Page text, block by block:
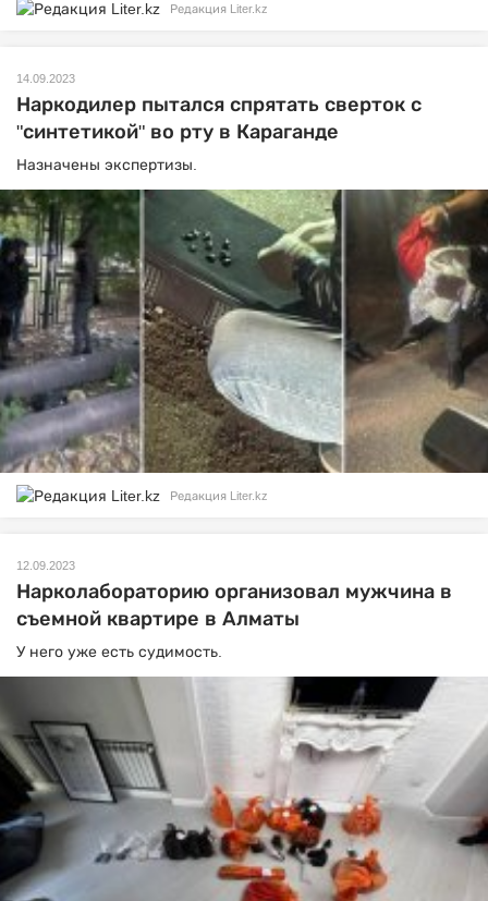
Редакция Liter.kz
14.09.2023
Наркодилер пытался спрятать сверток с
"синтетикой" во рту в Караганде
Назначены экспертизы.
Редакция Liter.kz
12.09.2023
Нарколабораторию организовал мужчина в
съемной квартире в Алматы
У него уже есть судимость.